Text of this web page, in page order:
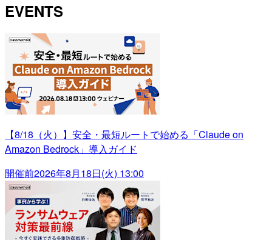
EVENTS
【8/18（火）】安全・最短ルートで始める「Claude on
Amazon Bedrock」導入ガイド
開催前2026年8月18日(火) 13:00